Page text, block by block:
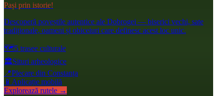
Pași prin istorie!
Descoperă poveștile autentice ale Dobrogei — biserici vechi, sate
tradiționale, oameni și obiceiuri care definesc acest loc unic.
🗺️5 trasee culturale
🏛️Situri arheologice
📍Plecare din Constanța
📱 Aplicație mobilă
Explorează rutele →